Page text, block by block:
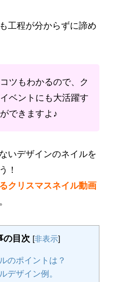
工程が分からずに諦め
ツもわかるので、ク
ベントにも大活躍す
できますよ♪
いデザインのネイルを
！
クリスマスネイル動画
の目次 [非表示]
のポイントは？
デザイン例。